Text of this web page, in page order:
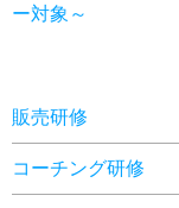
ー対象～
販売研修
コーチング研修